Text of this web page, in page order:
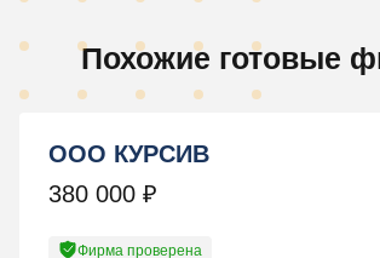
Похожие готовые
ООО КУРСИВ
380 000 ₽
Фирма проверена